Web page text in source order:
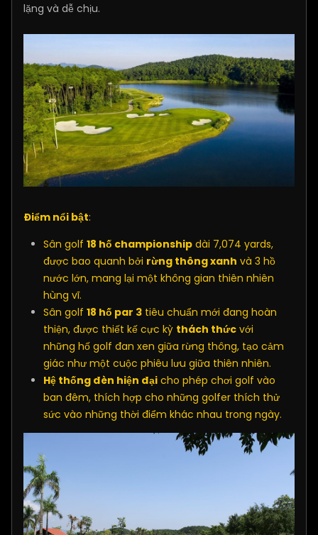
lặng và dễ chịu.
Điểm nổi bật:
Sân golf 18 hố championship dài 7,074 yards,
được bao quanh bởi rừng thông xanh và 3 hồ
nước lớn, mang lại một không gian thiên nhiên
hùng vĩ.
Sân golf 18 hố par 3 tiêu chuẩn mới đang hoàn
thiện, được thiết kế cực kỳ thách thức với
những hố golf đan xen giữa rừng thông, tạo cảm
giác như một cuộc phiêu lưu giữa thiên nhiên.
Hệ thống đèn hiện đại cho phép chơi golf vào
ban đêm, thích hợp cho những golfer thích thử
sức vào những thời điểm khác nhau trong ngày.